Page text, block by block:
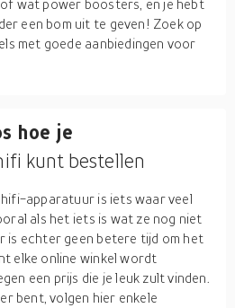
wat power boosters, en je hebt
een bom uit te geven! Zoek op
met goede aanbiedingen voor
hoe je
kunt bestellen
apparatuur is iets waar veel
als het iets is wat ze nog niet
is echter geen betere tijd om het
elke online winkel wordt
een prijs die je leuk zult vinden.
bent, volgen hier enkele